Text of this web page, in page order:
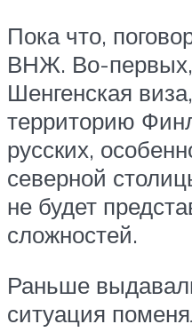
Пока что,
ВНЖ. Во-
Шенгенская
территорию
русских,
северной
не будет
сложностей.
Раньше
ситуация